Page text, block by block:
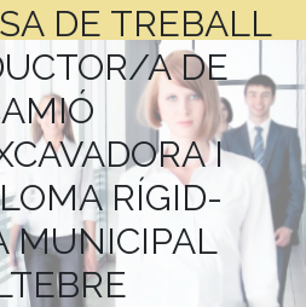
DE TREBALL
A DE
I
RÍGID-
MUNICIPAL